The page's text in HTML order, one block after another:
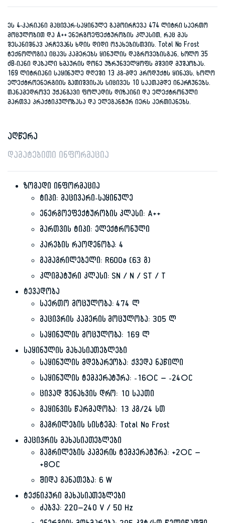
ეს 4-კარიანი მაცივარ-საყინულე გამოირჩევა 474 ლიტრი საერთო
მოცულობით და A++ ენერგოეფექტურობის კლასით, რაც მას
შესანიშნავ არჩევანს ხდის დიდი ოჯახებისთვის. Total No Frost
ტექნოლოგია იცავს კამერებს ყინულის დაგროვებისგან, ხოლო 35
dB-იანი დაბალი ხმაურის დონე უზრუნველყოფს მშვიდ მუშაობას.
169 ლიტრიანი საყინულე დღეში 13 კგ-მდე პროდუქტს ყინავს, ხოლო
ელექტროენერგიის გათიშვისას სიცივეს 10 საათამდე ინარჩუნებს.
თანამედროვე უჟანგავი ფოლადის დიზაინი და ელექტრონული
მართვა პრაქტიკულობასა და ელეგანტურ იერს აერთიანებს.
აღწერა
დამატებითი ინფორმაცია
ზოგადი ინფორმაცია
ტიპი: მაცივარი-საყინულე
ენერგოეფექტურობის კლასი: A++
მართვის ტიპი: ელექტრონული
კარების რაოდენობა: 4
გამაგრილებელი: R600a (63 გ)
კლიმატური კლასი: SN / N / ST / T
ტევადობა
საერთო მოცულობა: 474 ლ
მაცივრის კამერის მოცულობა: 305 ლ
საყინულის მოცულობა: 169 ლ
საყინულის მახასიათებლები
საყინულის მდებარეობა: ქვედა ნაწილი
საყინულის ტემპერატურა: -16°C – -24°C
ცივად შენახვის დრო: 10 საათი
გაყინვის წარმადობა: 13 კგ/24 სთ
გაგრილების სისტემა: Total No Frost
მაცივრის მახასიათებლები
გაგრილების კამერის ტემპერატურა: +2°C –
+8°C
შიდა განათება: 6 W
ტექნიკური მახასიათებლები
ძაბვა: 220–240 V / 50 Hz